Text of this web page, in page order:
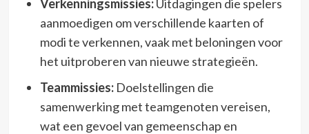
Verkenningsmissies:Uitdagingen die spelers
aanmoedigen om verschillende kaarten of
modi te verkennen, vaak met beloningen voor
het uitproberen van nieuwe strategieën.
Teammissies:Doelstellingen die
samenwerking met teamgenoten vereisen,
wat een gevoel van gemeenschap en